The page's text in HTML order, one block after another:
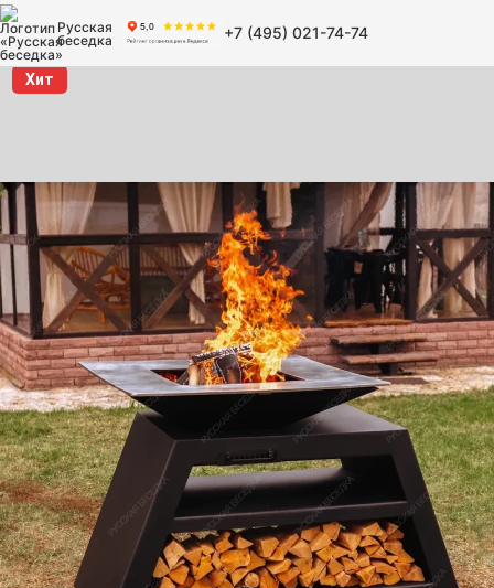
Русская
беседка
+7 (495) 021-74-74
Хит